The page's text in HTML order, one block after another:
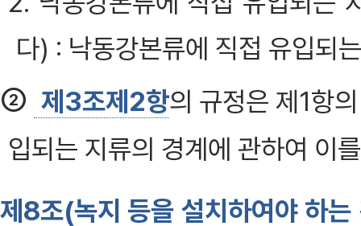
다) : 낙동강본류에 직접 유입되
② 제3조제2항의 규정은 제1항
입되는 지류의 경계에 관하여 이
제8조(녹지 등을 설치하여야 하